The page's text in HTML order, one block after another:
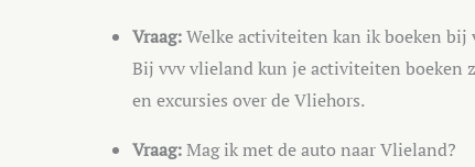
Vraag:Welke activiteiten kan ik boeken bij
Bij vvv vlieland kun je activiteiten boeken
en excursies over de Vliehors.
Vraag:Mag ik met de auto naar Vlieland?